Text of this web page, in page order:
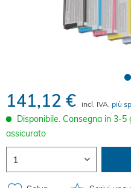
141,12 € incl. IVA, più
Disponibile. Consegna in 3-
assicurato